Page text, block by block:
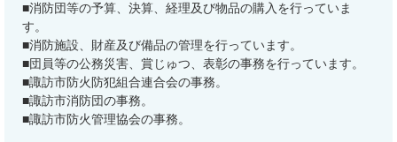
■消防団等の予算、決算、経理及び物品の購入を行っていま
す。
■消防施設、財産及び備品の管理を行っています。
■団員等の公務災害、賞じゅつ、表彰の事務を行っています。
■諏訪市防火防犯組合連合会の事務。
■諏訪市消防団の事務。
■諏訪市防火管理協会の事務。